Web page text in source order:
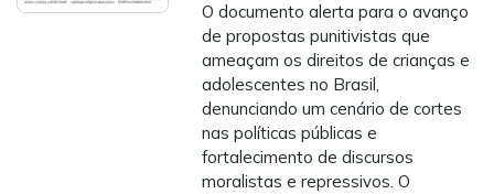
O documento alerta para o avanço
de propostas punitivistas que
ameaçam os direitos de crianças e
adolescentes no Brasil,
denunciando um cenário de cortes
nas políticas públicas e
fortalecimento de discursos
moralistas e repressivos. O